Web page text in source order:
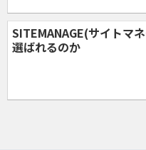
SITEMANAGE(サイトマ
選ばれるのか